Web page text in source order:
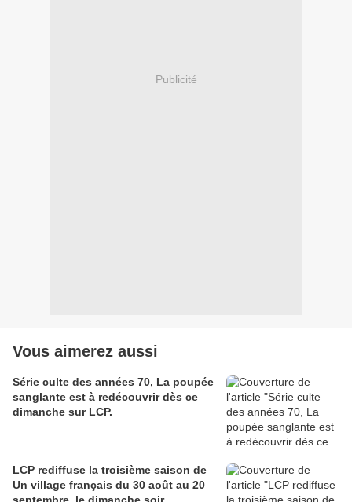
Publicité
Vous aimerez aussi
Série culte des années 70, La poupée
sanglante est à redécouvrir dès ce
dimanche sur LCP.
LCP rediffuse la troisième saison de
Un village français du 30 août au 20